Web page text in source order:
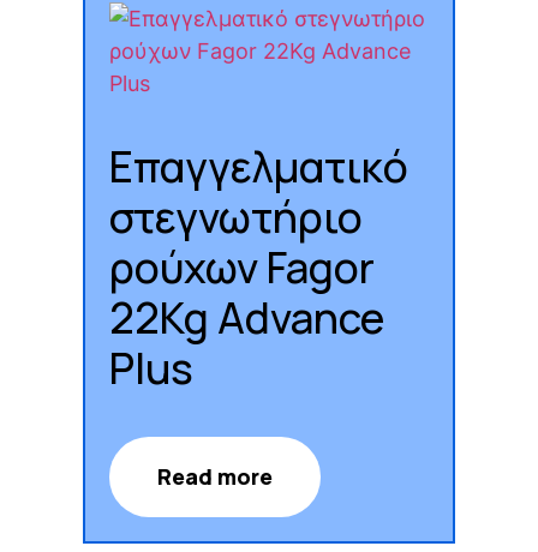
Επαγγελματικό
στεγνωτήριο
ρούχων Fagor
22Kg Advance
Plus
Read more